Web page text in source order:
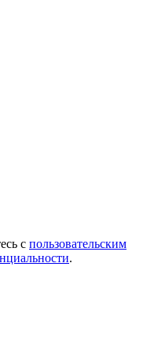
с пользовательским
.